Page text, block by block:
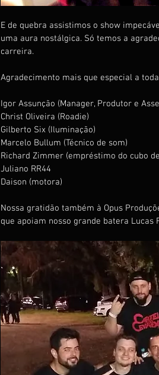
E de quebra assistimos o show
uma aura nostálgica. Só temos a
carreira.
Agradecimento mais que especial a
Igor Assunção (Manager, Produtor e
Christ Oliveira (Roadie)
Gilberto Six (Iluminação)
Marcelo Bullum (Técnico de som)
Richard Zimmer (empréstimo do cubo
Juliano RR44
Daison (motora)
Nossa gratidão também à Opus
que apoiam nosso grande batera Lucas